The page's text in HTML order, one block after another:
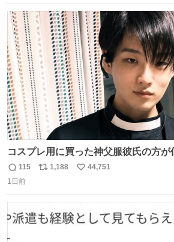
ト
数
数
コスプレ用に買った神父服彼氏の方
返
信
115
リ
ト
数
1,188
い
数
44,751
1日前